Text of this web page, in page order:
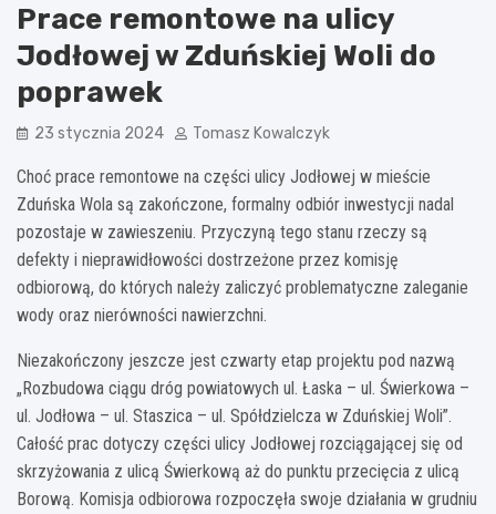
Prace remontowe na ulicy
Jodłowej w Zduńskiej Woli do
poprawek
23 stycznia 2024 Tomasz Kowalczyk
Choć prace remontowe na części ulicy Jodłowej w mieście
Zduńska Wola są zakończone, formalny odbiór inwestycji nadal
pozostaje w zawieszeniu. Przyczyną tego stanu rzeczy są
defekty i nieprawidłowości dostrzeżone przez komisję
odbiorową, do których należy zaliczyć problematyczne zaleganie
wody oraz nierówności nawierzchni.
Niezakończony jeszcze jest czwarty etap projektu pod nazwą
„Rozbudowa ciągu dróg powiatowych ul. Łaska – ul. Świerkowa –
ul. Jodłowa – ul. Staszica – ul. Spółdzielcza w Zduńskiej Woli”.
Całość prac dotyczy części ulicy Jodłowej rozciągającej się od
skrzyżowania z ulicą Świerkową aż do punktu przecięcia z ulicą
Borową. Komisja odbiorowa rozpoczęła swoje działania w grudniu